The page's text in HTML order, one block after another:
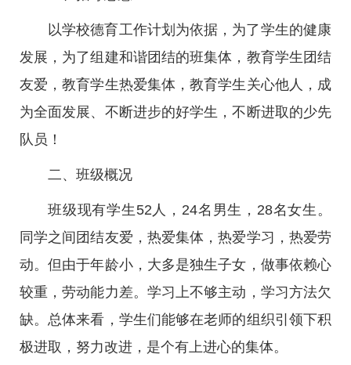
以学校德育工作计划为依据，为了学生的健康
发展，为了组建和谐团结的班集体，教育学生团结
友爱，教育学生热爱集体，教育学生关心他人，成
为全面发展、不断进步的好学生，不断进取的少先
队员！
二、班级概况
班级现有学生52人，24名男生，28名女生。
同学之间团结友爱，热爱集体，热爱学习，热爱劳
动。但由于年龄小，大多是独生子女，做事依赖心
较重，劳动能力差。学习上不够主动，学习方法欠
缺。总体来看，学生们能够在老师的组织引领下积
极进取，努力改进，是个有上进心的集体。